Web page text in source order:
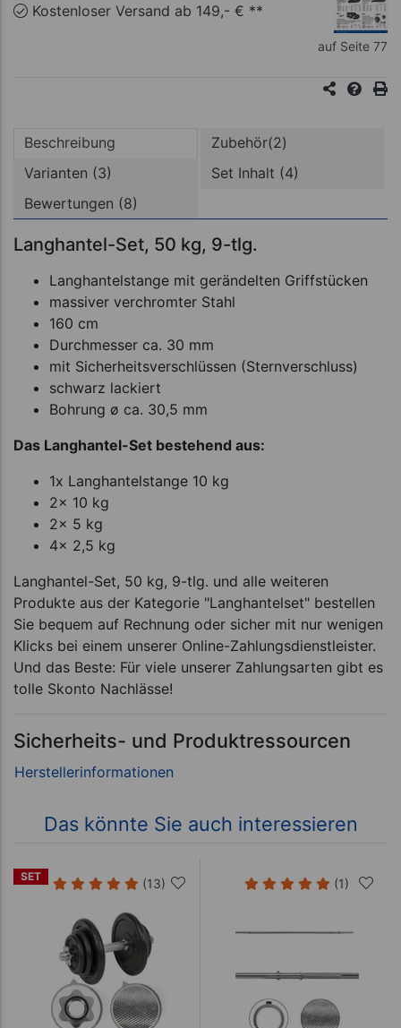
Kostenloser Versand ab 149,- € **
auf Seite 77
Beschreibung
Zubehör(2)
Varianten (3)
Set Inhalt (4)
Bewertungen (8)
Langhantel-Set, 50 kg, 9-tlg.
Langhantelstange mit gerändelten Griffstücken
massiver verchromter Stahl
160 cm
Durchmesser ca. 30 mm
mit Sicherheitsverschlüssen (Sternverschluss)
schwarz lackiert
Bohrung ø ca. 30,5 mm
Das Langhantel-Set bestehend aus:
1x Langhantelstange 10 kg
2x 10 kg
2x 5 kg
4x 2,5 kg
Langhantel-Set, 50 kg, 9-tlg. und alle weiteren
Produkte aus der Kategorie "Langhantelset" bestellen
Sie bequem auf Rechnung oder sicher mit nur wenigen
Klicks bei einem unserer Online-Zahlungsdienstleister.
Und das Beste: Für viele unserer Zahlungsarten gibt es
tolle Skonto Nachlässe!
Sicherheits- und Produktressourcen
Das könnte Sie auch interessieren
SET (13) (1)